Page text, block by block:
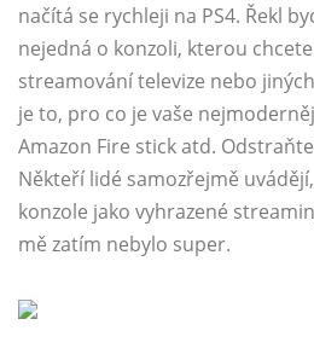
načítá se rychleji na PS4. Řekl
nejedná o konzoli, kterou
streamování televize nebo
je to, pro co je vaše
Amazon Fire stick atd.
Někteří lidé samozřejmě
konzole jako vyhrazené
mě zatím nebylo super.